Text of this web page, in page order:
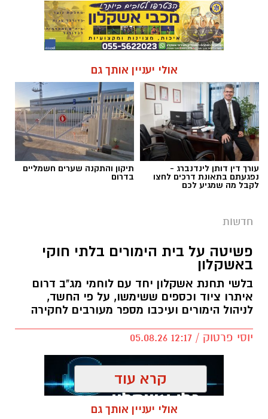
אולי יעניין אותך גם
עורך דין דותן לינדנברג -
נפגעתם בתאונת דרכים לחצו
לקבל מה שמגיע לכם
תיקון והתקנה שערים חשמליים
בדרום
חדשות
פשיטה על בית הימורים בלתי חוקי
באשקלון
בלשי תחנת אשקלון יחד עם לוחמי מג"ב דרום
איתרו ציוד וכספים ששימשו, על פי החשד,
לניהול הימורים ועיכבו מספר מעורבים לחקירה
יוסי פרטוק / 12:17 05.08.26
קרא עוד
אולי יעניין אותך גם